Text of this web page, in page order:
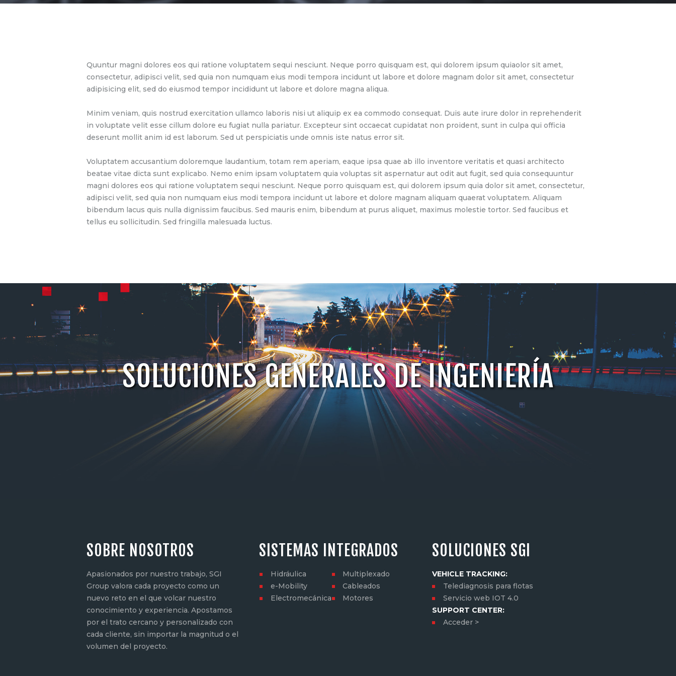
Quuntur magni dolores eos qui ratione voluptatem sequi nesciunt. Neque porro quisquam est, qui dolorem ipsum quiaolor sit amet,
consectetur, adipisci velit, sed quia non numquam eius modi tempora incidunt ut labore et dolore magnam dolor sit amet, consectetur
adipisicing elit, sed do eiusmod tempor incididunt ut labore et dolore magna aliqua.
Minim veniam, quis nostrud exercitation ullamco laboris nisi ut aliquip ex ea commodo consequat. Duis aute irure dolor in reprehenderit
in voluptate velit esse cillum dolore eu fugiat nulla pariatur. Excepteur sint occaecat cupidatat non proident, sunt in culpa qui officia
deserunt mollit anim id est laborum. Sed ut perspiciatis unde omnis iste natus error sit.
Voluptatem accusantium doloremque laudantium, totam rem aperiam, eaque ipsa quae ab illo inventore veritatis et quasi architecto
beatae vitae dicta sunt explicabo. Nemo enim ipsam voluptatem quia voluptas sit aspernatur aut odit aut fugit, sed quia consequuntur
magni dolores eos qui ratione voluptatem sequi nesciunt. Neque porro quisquam est, qui dolorem ipsum quia dolor sit amet, consectetur,
adipisci velit, sed quia non numquam eius modi tempora incidunt ut labore et dolore magnam aliquam quaerat voluptatem. Aliquam
bibendum lacus quis nulla dignissim faucibus. Sed mauris enim, bibendum at purus aliquet, maximus molestie tortor. Sed faucibus et
tellus eu sollicitudin. Sed fringilla malesuada luctus.
SOLUCIONES GENERALES DE INGENIERÍA
SOBRE NOSOTROS
Apasionados por nuestro trabajo, SGI
Group valora cada proyecto como un
nuevo reto en el que volcar nuestro
conocimiento y experiencia. Apostamos
por el trato cercano y personalizado con
cada cliente, sin importar la magnitud o el
volumen del proyecto.
SISTEMAS INTEGRADOS
Hidráulica
Multiplexado
e-Mobility
Cableados
Electromecánica
Motores
SOLUCIONES SGI
VEHICLE TRACKING:
Telediagnosis para flotas
Servicio web IOT 4.0
SUPPORT CENTER:
Acceder >